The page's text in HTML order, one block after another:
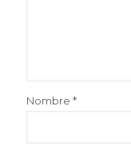
Nombre *